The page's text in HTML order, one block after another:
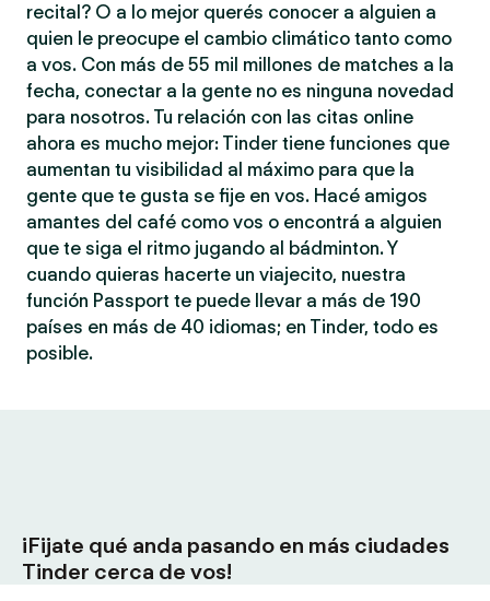
recital? O a lo mejor querés conocer a alguien a
quien le preocupe el cambio climático tanto como
a vos. Con más de 55 mil millones de matches a la
fecha, conectar a la gente no es ninguna novedad
para nosotros. Tu relación con las citas online
ahora es mucho mejor: Tinder tiene funciones que
aumentan tu visibilidad al máximo para que la
gente que te gusta se fije en vos. Hacé amigos
amantes del café como vos o encontrá a alguien
que te siga el ritmo jugando al bádminton. Y
cuando quieras hacerte un viajecito, nuestra
función Passport te puede llevar a más de 190
países en más de 40 idiomas; en Tinder, todo es
posible.
¡Fijate qué anda pasando en más ciudades
Tinder cerca de vos!